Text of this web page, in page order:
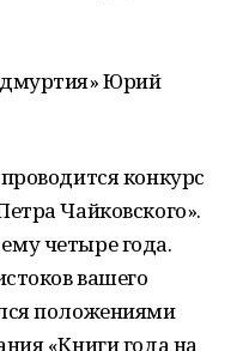
Юрий
конкурс
Чайковского».
четыре года.
вашего
положениями
«Книги года на